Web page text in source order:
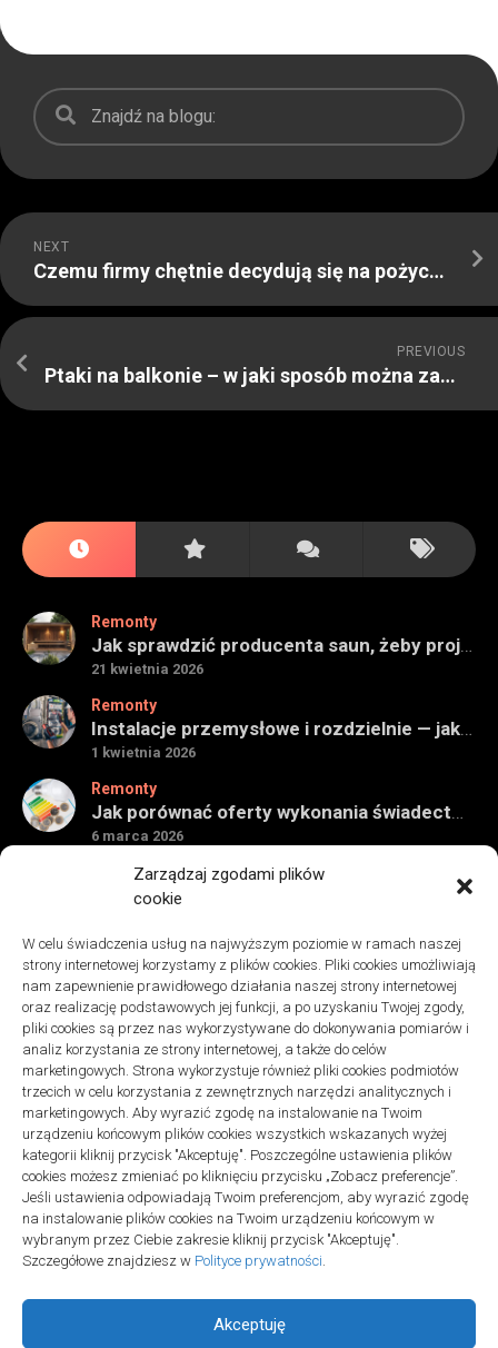
Zarządzaj zgodami plików
cookie
W celu świadczenia usług na najwyższym poziomie w ramach naszej
strony internetowej korzystamy z plików cookies. Pliki cookies umożliwiają
nam zapewnienie prawidłowego działania naszej strony internetowej
oraz realizację podstawowych jej funkcji, a po uzyskaniu Twojej zgody,
pliki cookies są przez nas wykorzystywane do dokonywania pomiarów i
analiz korzystania ze strony internetowej, a także do celów
marketingowych. Strona wykorzystuje również pliki cookies podmiotów
trzecich w celu korzystania z zewnętrznych narzędzi analitycznych i
marketingowych. Aby wyrazić zgodę na instalowanie na Twoim
urządzeniu końcowym plików cookies wszystkich wskazanych wyżej
kategorii kliknij przycisk "Akceptuję". Poszczególne ustawienia plików
cookies możesz zmieniać po kliknięciu przycisku „Zobacz preferencje”.
Jeśli ustawienia odpowiadają Twoim preferencjom, aby wyrazić zgodę
na instalowanie plików cookies na Twoim urządzeniu końcowym w
wybranym przez Ciebie zakresie kliknij przycisk "Akceptuję".
Szczegółowe znajdziesz w Polityce prywatności.
Akceptuję
NEXT
Czemu firmy chętnie decydują się na pożyczki pod zastaw nieruchomości
PREVIOUS
Ptaki na balkonie – w jaki sposób można zabezpieczyć się przed nimi
Remonty
21 kwietnia 2026
Remonty
1 kwietnia 2026
Remonty
6 marca 2026
Remonty
Znaczenie detali montażowych w codziennej pracy technicznej
Remonty
Podłogi winylowe – jakie mają zalety w porównaniu z drewnianymi
2 listopada 2025
Polityka plików cookies (EU)|Polityka prywatności